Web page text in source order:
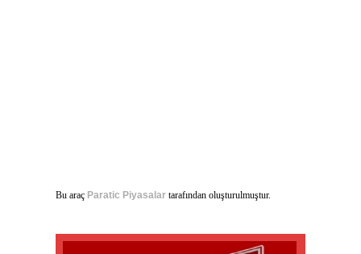
Bu araç Paratic Piyasalar tarafından oluşturulmuştur.